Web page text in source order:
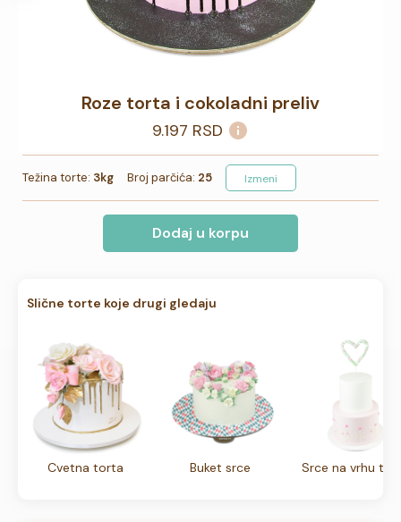
Roze torta i cokoladni preliv
9.197 RSD
Težina torte: 3kg Broj parčića: 25 Izmeni
Dodaj u korpu
Slične torte koje drugi gledaju
Cvetna torta Buket srce Srce na vrhu